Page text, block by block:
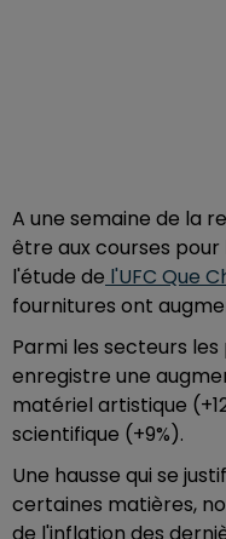
A une semaine de la
être aux courses pour
l'étude de l'UFC Que
fournitures ont
Parmi les secteurs
enregistre une
matériel artistique
scientifique (+9%).
Une hausse qui se
certaines matières,